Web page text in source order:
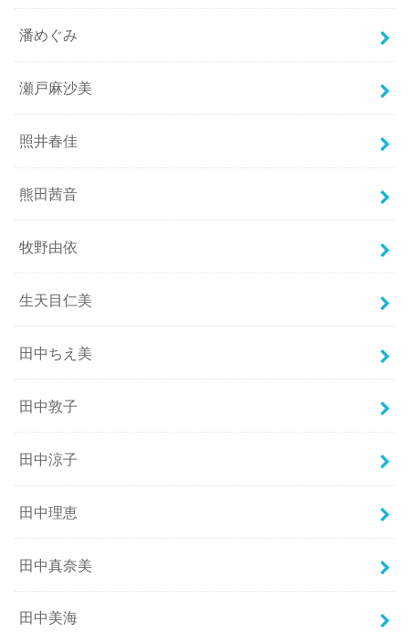
潘めぐみ
瀬戸麻沙美
照井春佳
熊田茜音
牧野由依
生天目仁美
田中ちえ美
田中敦子
田中涼子
田中理恵
田中真奈美
田中美海